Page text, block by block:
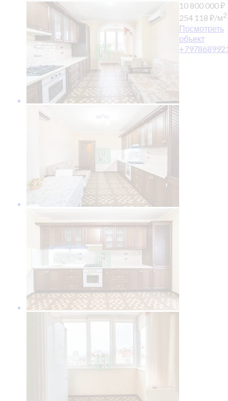
10 800 000₽
254 118 ₽/м2
Посмотреть
объект